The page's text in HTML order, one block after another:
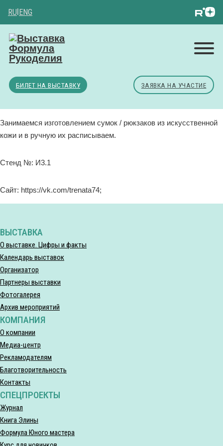
RU|ENG
БИЛЕТ НА ВЫСТАВКУ ЗАЯВКА НА УЧАСТИЕ
Занимаемся изготовлением сумок / рюкзаков из искусственной
кожи и в ручную их расписываем.
Стенд №: И3.1
Сайт: https://vk.com/trenata74;
ВЫСТАВКА
О выставке. Цифры и факты
Календарь выставок
Организатор
Партнеры выставки
Фотогалерея
Архив мероприятий
КОМПАНИЯ
О компании
Медиа-центр
Рекламодателям
Благотворительность
Контакты
СПЕЦПРОЕКТЫ
Журнал
Книга Элины
Формула Юного мастера